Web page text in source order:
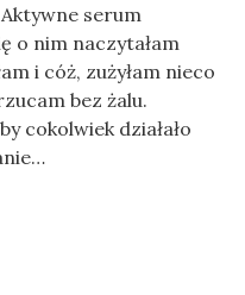
serum
o nim naczytałam
i cóż, zużyłam nieco
bez żalu.
cokolwiek działało